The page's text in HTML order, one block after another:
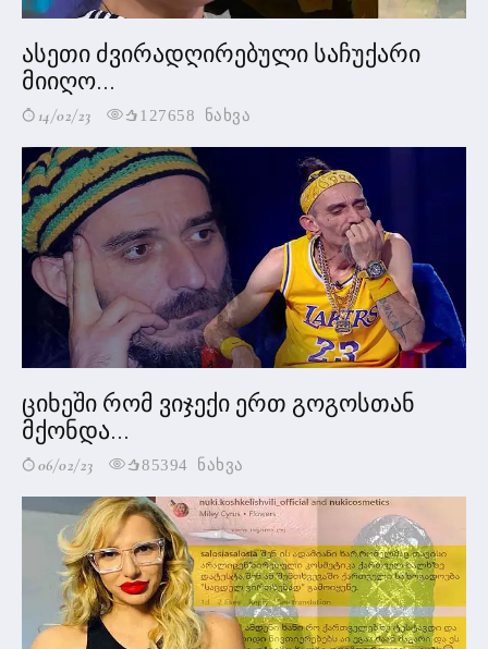
ასეთი ძვირადღირებული საჩუქარი
მიიღო...
14/02/23 127658 ნახვა
ციხეში რომ ვიჯექი ერთ გოგოსთან
მქონდა...
06/02/23 85394 ნახვა